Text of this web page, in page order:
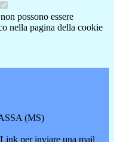
possono essere
nella pagina della cookie
(MS)
Link per inviare una mail